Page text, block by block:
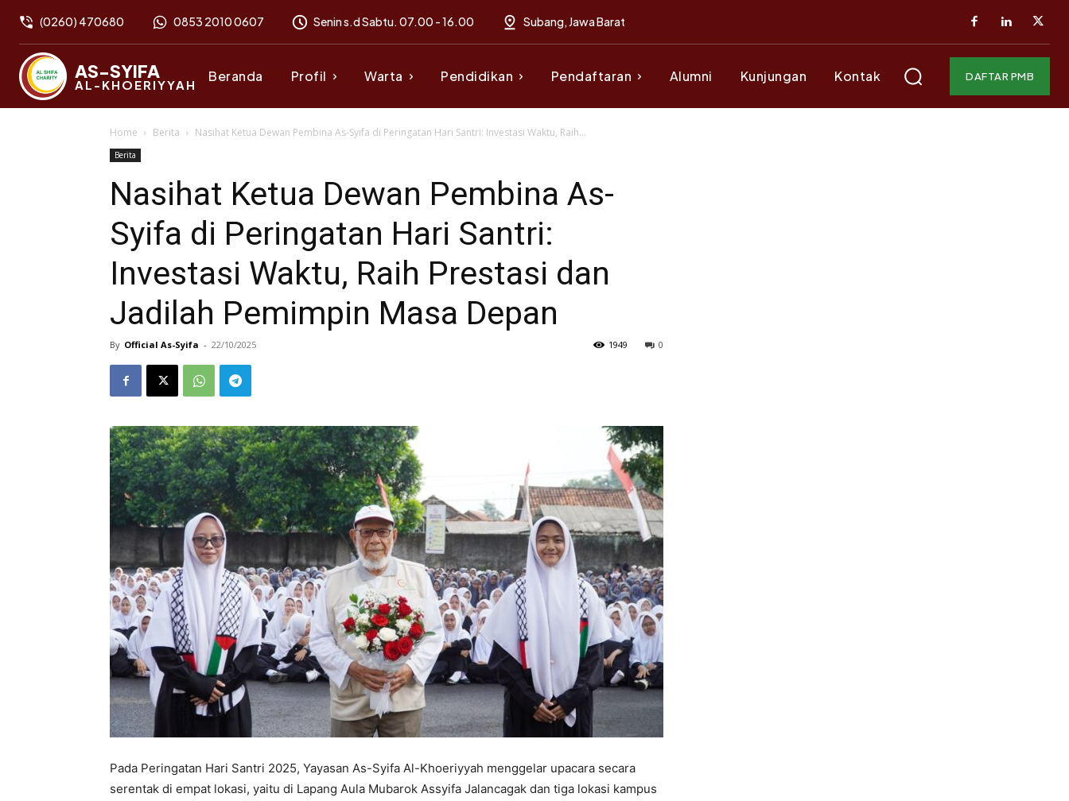
(0260) 470680 0853 2010 0607 Senin s.d Sabtu. 07.00 - 16.00 Subang, Jawa Barat
AS-SYIFA
AL-KHOERIYYAH Beranda Profil Warta Pendidikan Pendaftaran Alumni Kunjungan Kontak DAFTAR PMB
Home Berita Nasihat Ketua Dewan Pembina As-Syifa di Peringatan Hari Santri: Investasi Waktu, Raih...
Berita
Nasihat Ketua Dewan Pembina As-
Syifa di Peringatan Hari Santri:
Investasi Waktu, Raih Prestasi dan
Jadilah Pemimpin Masa Depan
By Official As-Syifa - 22/10/2025 0
1949
Pada Peringatan Hari Santri 2025, Yayasan As-Syifa Al-Khoeriyyah menggelar upacara secara
serentak di empat lokasi, yaitu di Lapang Aula Mubarok Assyifa Jalancagak dan tiga lokasi kampus